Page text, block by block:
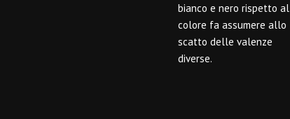
bianco e nero rispetto al
colore fa assumere allo
scatto delle valenze
diverse.